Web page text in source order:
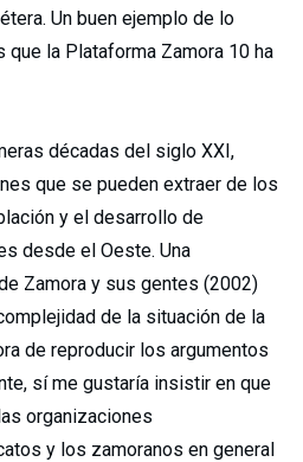
Un buen ejemplo de lo
la Plataforma Zamora 10 ha
décadas del siglo XXI,
que se pueden extraer de los
y el desarrollo de
desde el Oeste. Una
Zamora y sus gentes (2002)
de la situación de la
de reproducir los argumentos
sí me gustaría insistir en que
organizaciones
y los zamoranos en general